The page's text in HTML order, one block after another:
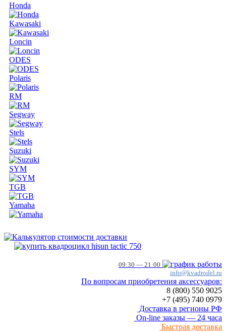
Honda
Kawasaki
Loncin
ODES
Polaris
RM
Segway
Stels
Suzuki
SYM
TGB
Yamaha
09:30 — 21:00
info@kvadrodel.ru
По вопросам приобретения аксессуаров:
8 (800) 550 9025
+7 (495) 740 0979
Доставка в регионы РФ
On-line заказы — 24 часа
Быстрая доставка